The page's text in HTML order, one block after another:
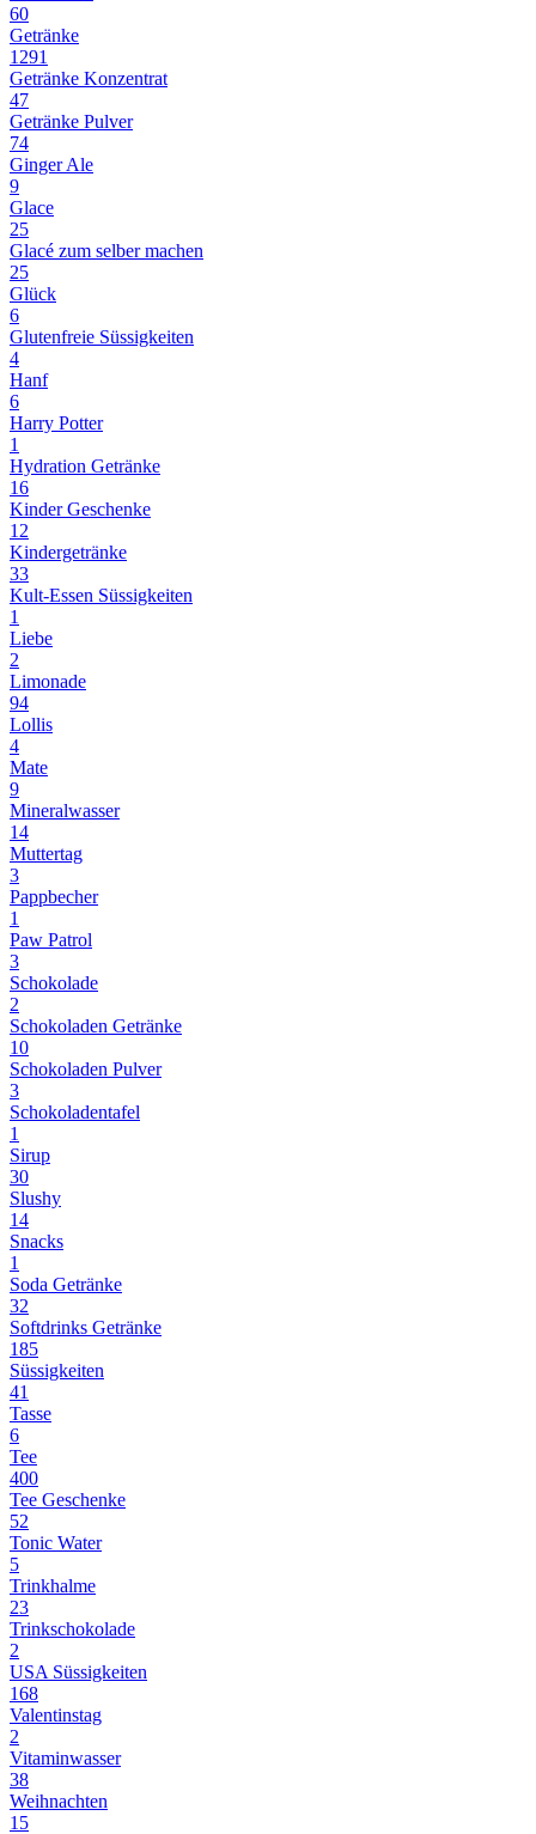
60
Getränke
1291
Getränke Konzentrat
47
Getränke Pulver
74
Ginger Ale
9
Glace
25
Glacé zum selber machen
25
Glück
6
Glutenfreie Süssigkeiten
4
Hanf
6
Harry Potter
1
Hydration Getränke
16
Kinder Geschenke
12
Kindergetränke
33
Kult-Essen Süssigkeiten
1
Liebe
2
Limonade
94
Lollis
4
Mate
9
Mineralwasser
14
Muttertag
3
Pappbecher
1
Paw Patrol
3
Schokolade
2
Schokoladen Getränke
10
Schokoladen Pulver
3
Schokoladentafel
1
Sirup
30
Slushy
14
Snacks
1
Soda Getränke
32
Softdrinks Getränke
185
Süssigkeiten
41
Tasse
6
Tee
400
Tee Geschenke
52
Tonic Water
5
Trinkhalme
23
Trinkschokolade
2
USA Süssigkeiten
168
Valentinstag
2
Vitaminwasser
38
Weihnachten
15